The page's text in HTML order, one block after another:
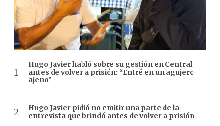
Hugo Javier habló sobre su gestión en Central
antes de volver a prisión: “Entré en un agujero
ajeno”
Hugo Javier pidió no emitir una parte de la
entrevista que brindó antes de volver a prisión